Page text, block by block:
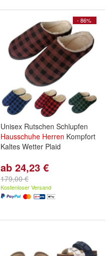
- 86%
Unisex Rutschen Schlupfen
Hausschuhe Herren Kompfort
Kaltes Wetter Plaid
ab 24,23 €
179,00 €
Kostenloser Versand